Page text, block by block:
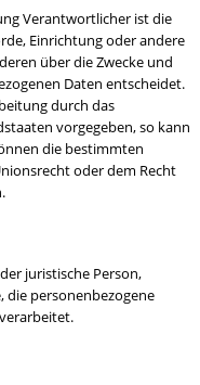
Verantwortlicher ist die
Einrichtung oder andere
über die Zwecke und
Daten entscheidet.
durch das
vorgegeben, so kann
die bestimmten
oder dem Recht
juristische Person,
die personenbezogene